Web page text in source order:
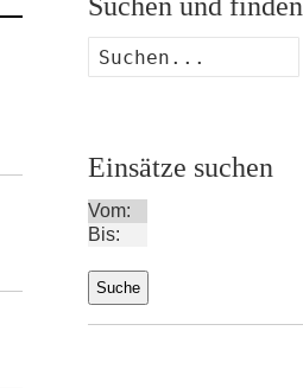
Einsätze suchen
Vom:
Bis: